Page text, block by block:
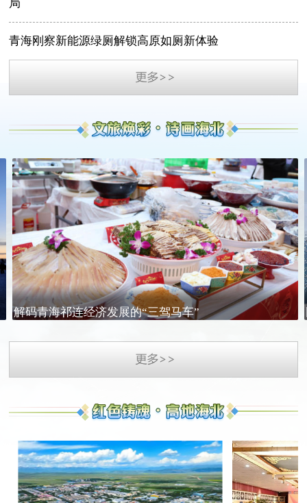
局
青海刚察新能源绿厕解锁高原如厕新体验
解码青海祁连经济发展的“三驾马车”